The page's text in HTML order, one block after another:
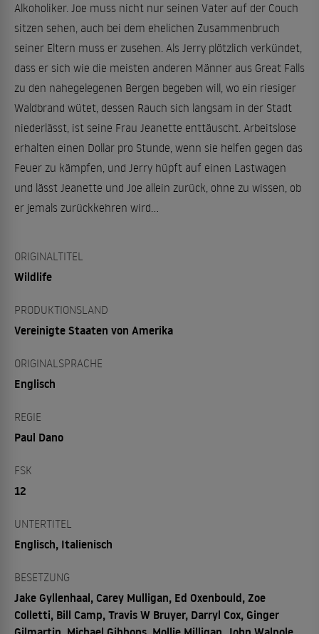
Alkoholiker. Joe muss nicht nur seinen Vater auf der Couch
sitzen sehen, auch bei dem ehelichen Zusammenbruch
seiner Eltern muss er zusehen. Als Jerry plötzlich verkündet,
dass er sich wie die meisten anderen Männer aus Great Falls
zu den nahegelegenen Bergen begeben will, wo ein riesiger
Waldbrand wütet, dessen Rauch sich langsam in der Stadt
niederlässt, ist seine Frau Jeanette enttäuscht. Arbeitslose
erhalten einen Dollar pro Stunde, wenn sie helfen gegen das
Feuer zu kämpfen, und Jerry hüpft auf einen Lastwagen
und lässt Jeanette und Joe allein zurück, ohne zu wissen, ob
er jemals zurückkehren wird...
ORIGINALTITEL
Wildlife
PRODUKTIONSLAND
Vereinigte Staaten von Amerika
ORIGINALSPRACHE
Englisch
REGIE
Paul Dano
FSK
12
UNTERTITEL
Englisch, Italienisch
BESETZUNG
Jake Gyllenhaal, Carey Mulligan, Ed Oxenbould, Zoe
Colletti, Bill Camp, Travis W Bruyer, Darryl Cox, Ginger